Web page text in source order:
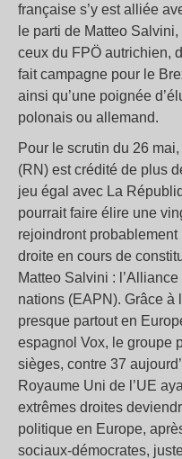
française s’y est alliée
le parti de Matteo
ceux du FPÖ autrichien,
fait campagne pour le
ainsi qu’une poignée
polonais ou allemand.
Pour le scrutin du 26
(RN) est crédité de plus
jeu égal avec La
pourrait faire élire une
rejoindront
droite en cours de
Matteo Salvini :
nations (EAPN). Grâce à
presque partout en
espagnol Vox, le groupe
sièges, contre 37
Royaume Uni de l’UE
extrêmes droites
politique en Europe,
sociaux-démocrates,